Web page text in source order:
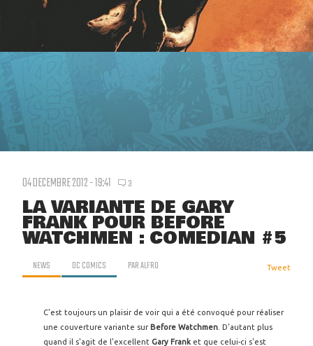
04 DECEMBRE 2012 - 19:41 3
LA VARIANTE DE GARY
FRANK POUR BEFORE
WATCHMEN : COMEDIAN #5
NEWS DC COMICS PARALFRO Tweet
C'est toujours un plaisir de voir qui a été convoqué pour réaliser
une couverture variante sur Before Watchmen . D'autant plus
quand il s'agit de l'excellent Gary Frank et que celui-ci s'est